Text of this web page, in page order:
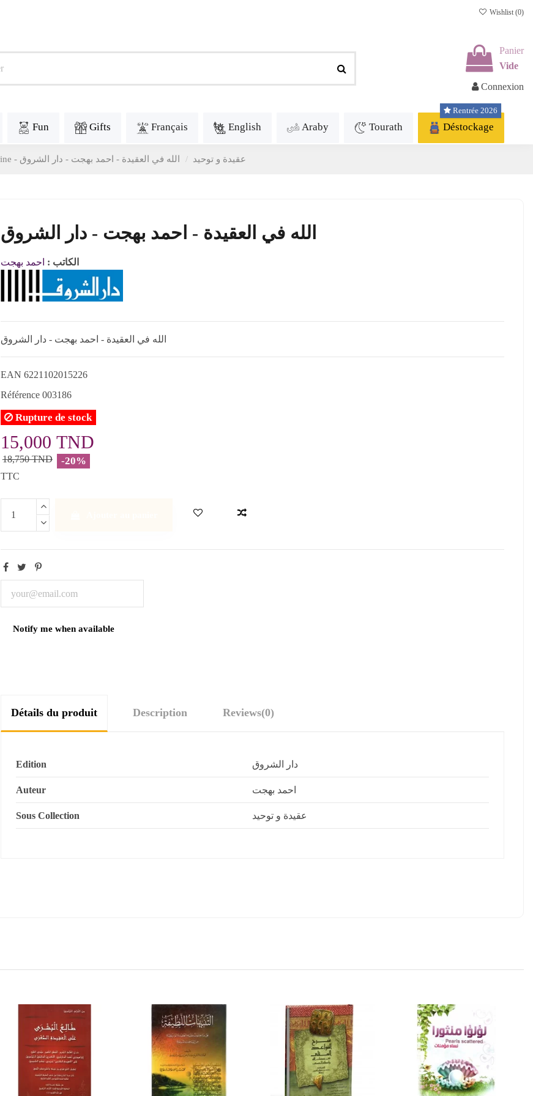
Wishlist (0)
Panier
Vide
Connexion
Fun Gifts Français English Araby Tourath Déstockage
Rentrée 2026
Doctrine - عقيدة و توحيد الله في العقيدة - احمد بهجت - دار الشروق
الله في العقيدة - احمد بهجت - دار الشروق
الكاتب : احمد بهجت
الله في العقيدة - احمد بهجت - دار الشروق
EAN 6221102015226
Référence 003186
Rupture de stock
15,000 TND
18,750 TND -20%
TTC
Détails du produit Description Reviews(0)
Edition دار الشروق
Auteur احمد بهجت
Sous Collection عقيدة و توحيد